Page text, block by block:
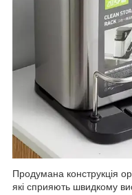
Продумана конструкція
які сприяють швидкому